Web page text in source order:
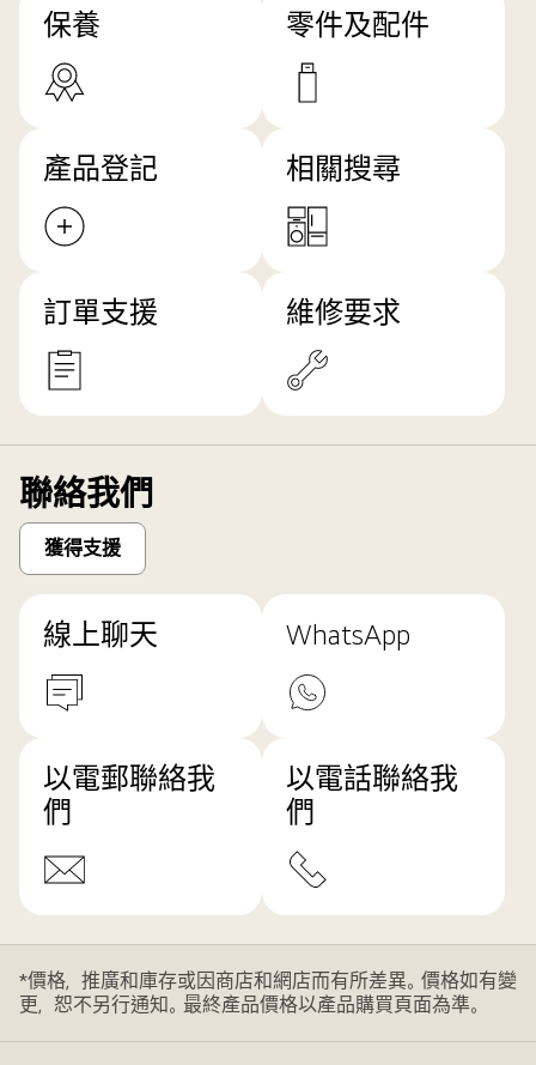
保養 零件及配件
產品登記 相關搜尋
訂單支援 維修要求
聯絡我們
獲得支援
線上聊天 WhatsApp
以電郵聯絡我
們
以電話聯絡我
們
*價格，推廣和庫存或因商店和網店而有所差異。價格如有變
更，恕不另行通知。最終產品價格以產品購買頁面為準。